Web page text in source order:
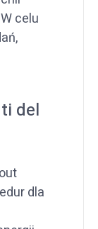
celu
del
dla